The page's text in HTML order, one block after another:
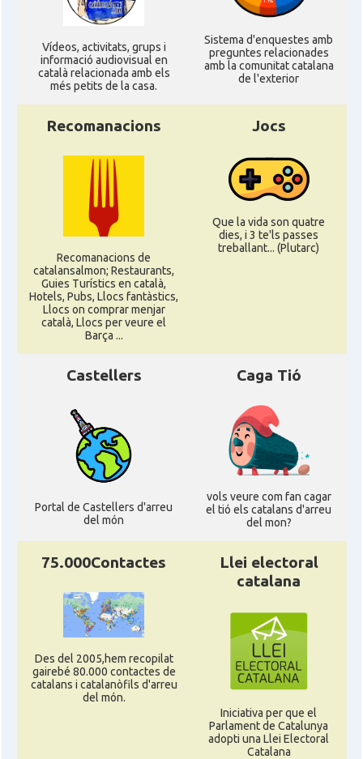
Ví­deos, activitats, grups i
informació audiovisual en
català relacionada amb els
més petits de la casa.
Sistema d'enquestes amb
preguntes relacionades
amb la comunitat catalana
de l'exterior
Recomanacions
Recomanacions de
catalansalmon; Restaurants,
Guies Turístics en català,
Hotels, Pubs, Llocs fantàstics,
Llocs on comprar menjar
català, Llocs per veure el
Barça ...
Jocs
Que la vida son quatre
dies, i 3 te'ls passes
treballant... (Plutarc)
Castellers
Portal de Castellers d'arreu
del món
Caga Tió
vols veure com fan cagar
el tió els catalans d'arreu
del mon?
75.000Contactes
Des del 2005,hem recopilat
gairebé 80.000 contactes de
catalans i catalanòfils d'arreu
del món.
Llei electoral
catalana
Iniciativa per que el
Parlament de Catalunya
adopti una Llei Electoral
Catalana